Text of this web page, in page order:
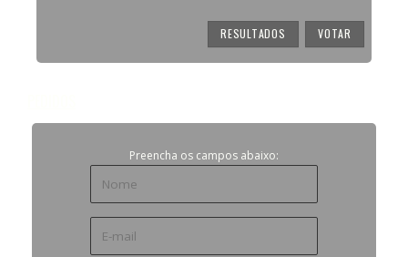
RESULTADOS
Preencha os campos abaixo: